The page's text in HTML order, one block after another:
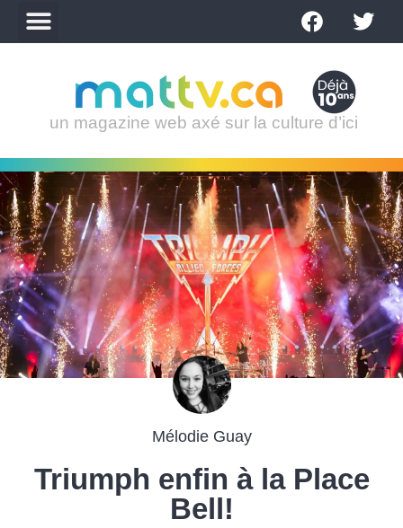
un magazine web axé sur la culture d’ici
Mélodie Guay
Triumph enfin à la Place
Bell!